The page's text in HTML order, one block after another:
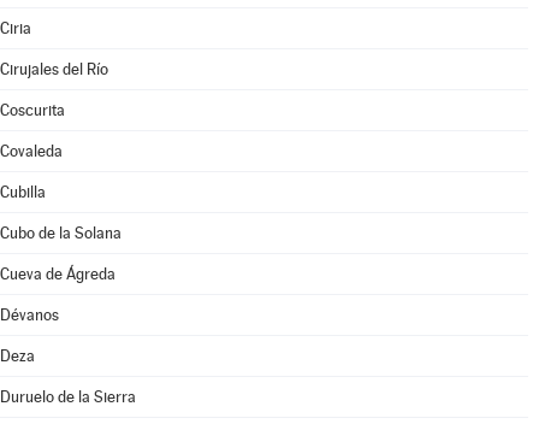
Ciria
Cirujales del Río
Coscurita
Covaleda
Cubilla
Cubo de la Solana
Cueva de Ágreda
Dévanos
Deza
Duruelo de la Sierra